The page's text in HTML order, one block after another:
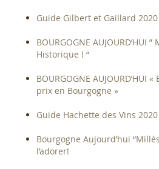
Guide Gilbert et Gaillard 2020
BOURGOGNE AUJOURD’HUI
Historique ! “
BOURGOGNE
prix en Bourgogne »
Guide Hachette des Vins 2020
Bourgogne Aujourd’hui
l’adorer!